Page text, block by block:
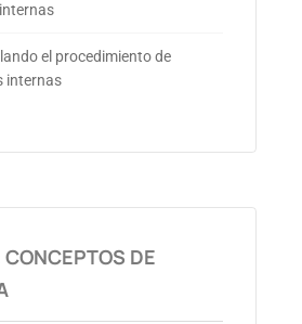
el procedimiento de
internas
DE